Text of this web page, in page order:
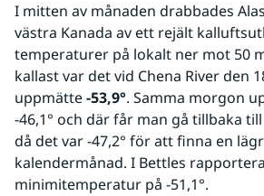
I mitten av månaden drabbades
västra Kanada av ett rejält
temperaturer på lokalt ner mot 50
kallast var det vid Chena River den
uppmätte -53,9°. Samma morgon
-46,1° och där får man gå tillbaka
då det var -47,2° för att finna en
kalendermånad. I Bettles
minimitemperatur på -51,1°.